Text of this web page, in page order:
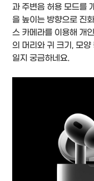
과 주변음 허용 모드를
을 높이는 방향으로 진
스 카메라를 이용해 개
의 머리와 귀 크기, 모
일지 궁금하네요.